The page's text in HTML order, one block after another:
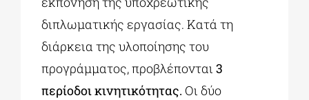
διπλωματικής εργασίας. Κατά τη
διάρκεια της υλοποίησης του
προγράμματος, προβλέπονται 3
περίοδοι κινητικότητας. Οι δύο